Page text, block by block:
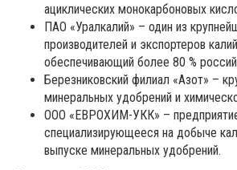
ациклических монокарбоновых
ПАО «Уралкалий» – один из
производителей и экспортеров
обеспечивающий более 80 %
Березниковский филиал «Азот» –
минеральных удобрений и
ООО «ЕВРОХИМ-УКК» –
специализирующееся на добыче
выпуске минеральных удобрений.